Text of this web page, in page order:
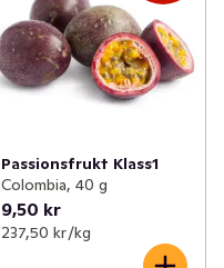
Passionsfrukt Klass1
Colombia, 40 g
9,50 kr
237,50 kr /kg